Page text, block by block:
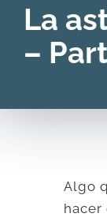
ACERCA
CONTACTO
La
–
Algo
hacer